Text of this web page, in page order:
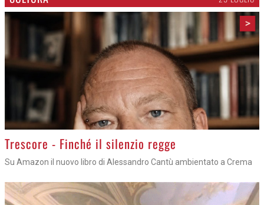
>
Trescore - Finché il silenzio regge
Su Amazon il nuovo libro di Alessandro Cantù ambientato a Crema